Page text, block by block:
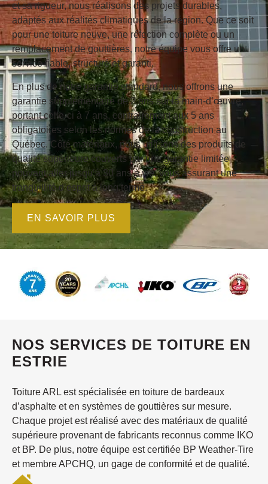
et sa rigueur, nous réalisons des projets durables,
adaptés aux réalités climatiques de la région. Que ce soit
pour une toiture neuve, une réfection complète ou un
remplacement de gouttières, notre équipe vous offre un
service fiable, structuré et garanti.
En plus de notre garantie standard, nous offrons une
garantie supplémentaire de 2 ans sur la main-d’œuvre,
portant celle-ci à 7 ans, contrairement aux 5 ans
obligatoires selon les normes de la construction au
Québec. Côté matériaux, nous utilisons des produits de
qualité supérieure couverts par unegarantie limitée
pouvant aller jusqu’à 30 ans à vie, vous assurant une
tranquillité d’esprit à long terme.
EN SAVOIR PLUS
NOS SERVICES DE TOITURE EN
ESTRIE
Toiture ARL est spécialisée en toiture de bardeaux
d’asphalte et en systèmes de gouttières sur mesure.
Chaque projet est réalisé avec des matériaux de qualité
supérieure provenant de fabricants reconnus comme IKO
et BP. De plus, notre équipe est certifiée BP Weather-Tire
et membre APCHQ, un gage de conformité et de qualité.